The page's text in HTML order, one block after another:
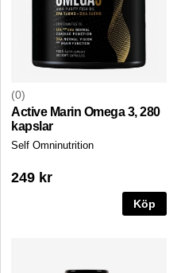
0
Active Marin Omega 3, 280
kapslar
Self Omninutrition
249 kr
Köp